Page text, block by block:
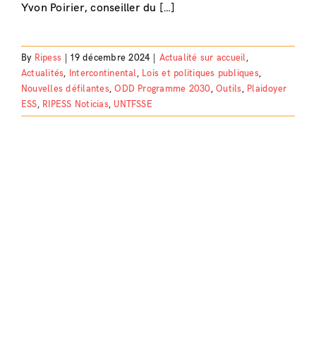
Yvon Poirier, conseiller du […]
By Ripess 19 décembre 2024 Actualité sur accueil,
Actualités, Intercontinental, Lois et politiques publiques,
Nouvelles défilantes,ODD Programme 2030,Outils, Plaidoyer
ESS, RIPESS Noticias, UNTFSSE